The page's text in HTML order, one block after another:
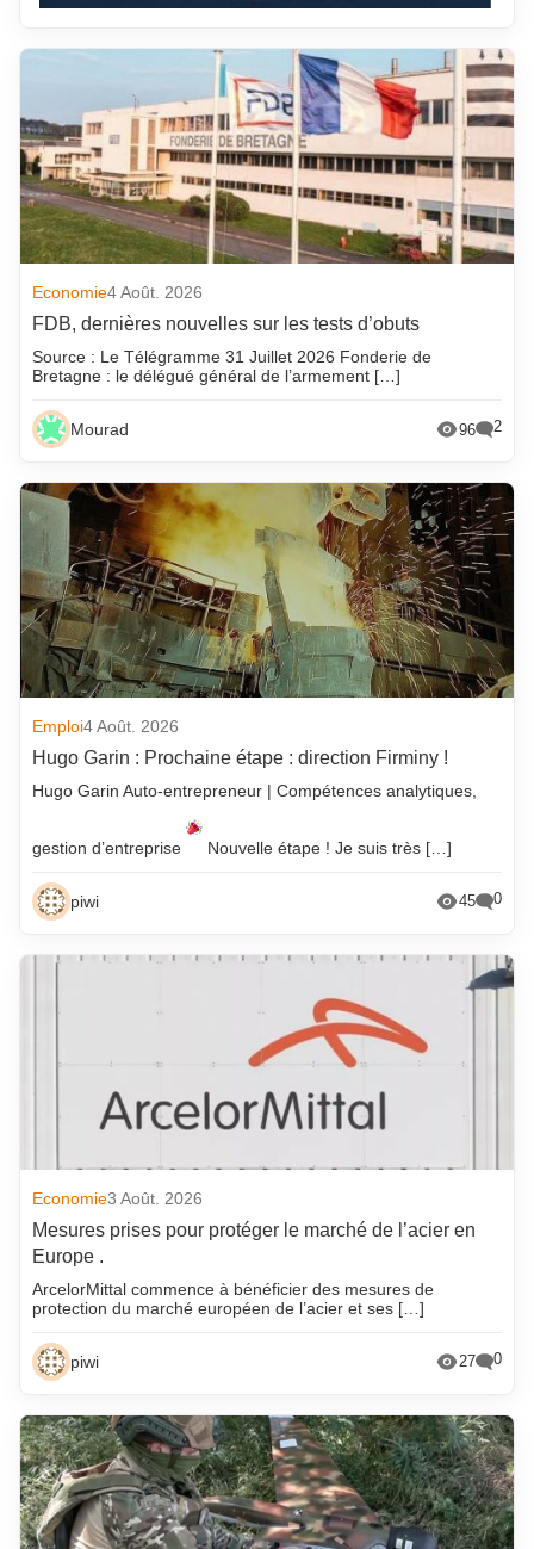
Economie4 Août. 2026
FDB, dernières nouvelles sur les tests d’obuts
Source : Le Télégramme 31 Juillet 2026 Fonderie de
Bretagne : le délégué général de l’armement […]
Mourad 96 2
Emploi4 Août. 2026
Hugo Garin : Prochaine étape : direction Firminy !
Hugo Garin Auto-entrepreneur | Compétences analytiques,
gestion d’entreprise Nouvelle étape ! Je suis très […]
piwi 45 0
Economie3 Août. 2026
Mesures prises pour protéger le marché de l’acier en
Europe .
ArcelorMittal commence à bénéficier des mesures de
protection du marché européen de l’acier et ses […]
piwi 27 0